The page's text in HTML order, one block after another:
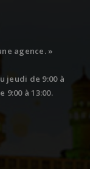
agence. »
jeudi de 9:00 à
à 13:00.